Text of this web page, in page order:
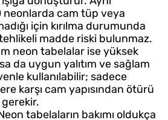
neonlarda cam tüp veya
için kırılma durumunda
madde riski bulunmaz.
neon tabelalar ise yüksek
da uygun yalıtım ve sağlam
kullanılabilir; sadece
karşı cam yapısından ötürü
tabelaların bakımı oldukça